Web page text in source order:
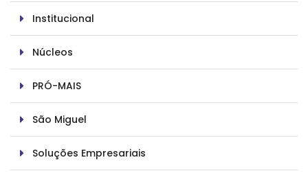
Institucional
Núcleos
PRÓ-MAIS
São Miguel
Soluções Empresariais